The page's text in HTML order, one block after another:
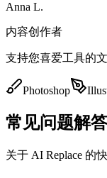
Anna L.
内容创作者
支持您喜爱工具的
Photoshop
常见问题解答
关于 AI Replace 的